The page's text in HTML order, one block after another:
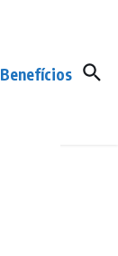
Benefícios